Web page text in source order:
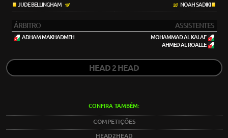
JUDE BELLINGHAM 19' 28'NOAH SADIKI
ÁRBITRO ASSISTENTES
ADHAM MAKHADMEH
MOHAMMAD AL KALAF
AHMED AL ROALLE
HEAD 2 HEAD
CONFIRA TAMBÉM:
COMPETIÇÕES
HEAD2HEAD